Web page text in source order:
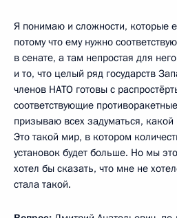
Я понимаю и сложности, которые
потому что ему нужно
в сенате, а там непростая для
и то, что целый ряд государств
членов НАТО готовы с
соответствующие
призываю всех задуматься,
Это такой мир, в котором
установок будет больше. Но мы
хотел бы сказать, что мне не
стала такой.